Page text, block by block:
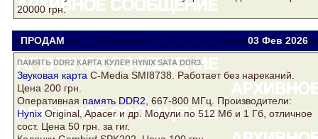
20000 грн.
ПРОДАМ Viator viatora@ukr.net 03 Фев2026
ПАМЯТЬ DDR2 КАРТА КУЛЕР HYNIX SATA DDR3.
Звуковая карта C-Media SMI8738. Работает без нареканий.
Цена 200 грн.
Оперативная память DDR2 , 667-800 МГц. Производители:
HynixOriginal, Apacer и др. Модули по 512 Мб и 1 Гб, отличное
сост. Цена 50 грн. за гиг.